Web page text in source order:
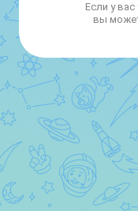
Если у
вы